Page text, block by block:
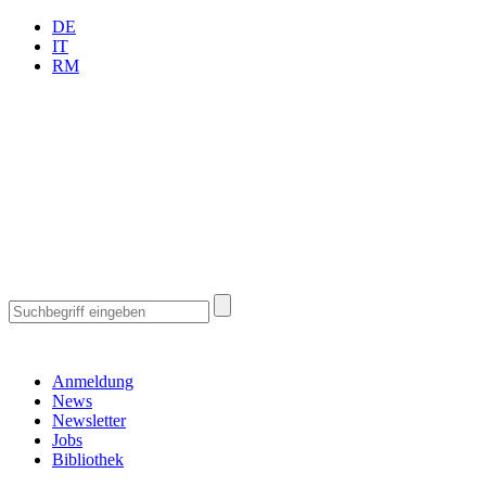
DE
IT
RM
Anmeldung
News
Newsletter
Jobs
Bibliothek